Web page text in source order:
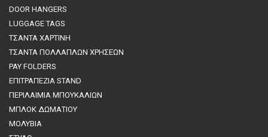
DOOR HANGERS
LUGGAGE TAGS
ΤΣΑΝΤΑ ΧΑΡΤΙΝΗ
ΤΣΑΝΤΑ ΠΟΛΛΑΠΛΩΝ ΧΡΗΣΕΩΝ
PAY FOLDERS
ΕΠΙΤΡΑΠΕΖΙΑ STAND
ΠΕΡΙΛΑΙΜΙΑ ΜΠΟΥΚΑΛΙΩΝ
MΠΛΟΚ ΔΩΜΑΤΙΟΥ
ΜΟΛΥΒΙΑ